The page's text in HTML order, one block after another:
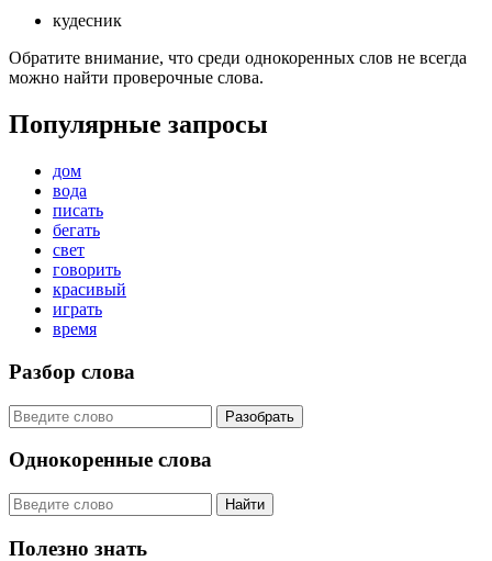
кудесник
Обратите внимание, что среди однокоренных слов не всегда
можно найти проверочные слова.
Популярные запросы
дом
вода
писать
бегать
свет
говорить
красивый
играть
время
Разбор слова
Разобрать
Однокоренные слова
Найти
Полезно знать